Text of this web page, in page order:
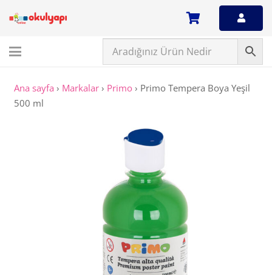
Ana sayfa › Markalar› Primo› Primo Tempera Boya Yeşil
500 ml